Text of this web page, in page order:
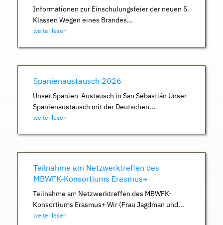
Informationen zur Einschulungsfeier der neuen 5.
Klassen Wegen eines Brandes...
weiter lesen
Spanienaustausch 2026
Unser Spanien-Austausch in San Sebastián Unser
Spanienaustausch mit der Deutschen...
weiter lesen
Teilnahme am Netzwerktreffen des
MBWFK-Konsortiums Erasmus+
Teilnahme am Netzwerktreffen des MBWFK-
Konsortiums Erasmus+ Wir (Frau Jagdman und...
weiter lesen